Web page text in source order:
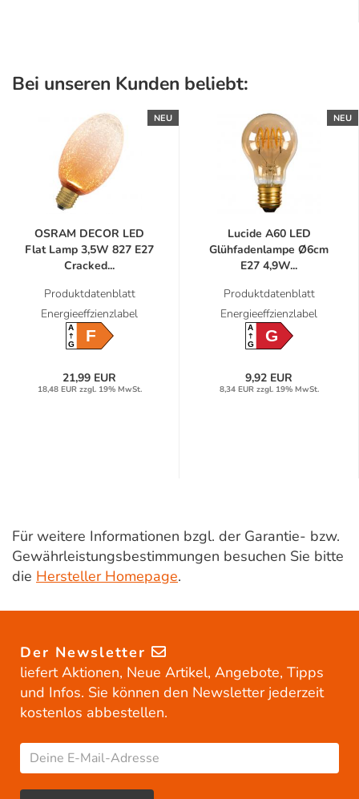
Bei unseren Kunden beliebt:
NEU
OSRAM DECOR LED
Flat Lamp 3,5W 827 E27
Cracked...
Produktdatenblatt
Energieeffzienzlabel
A
GF
21,99 EUR
18,48 EUR zzgl. 19% MwSt.
NEU
Lucide A60 LED
Glühfadenlampe Ø6cm
E27 4,9W...
Produktdatenblatt
Energieeffzienzlabel
A
GG
9,92 EUR
8,34 EUR zzgl. 19% MwSt.
Für weitere Informationen bzgl. der Garantie- bzw.
Gewährleistungsbestimmungen besuchen Sie bitte
die Hersteller Homepage.
Der Newsletter
liefert Aktionen, Neue Artikel, Angebote, Tipps
und Infos. Sie können den Newsletter jederzeit
kostenlos abbestellen.